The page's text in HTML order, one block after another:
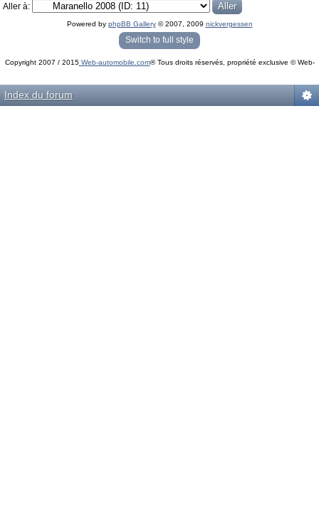
Aller à:
Powered by phpBB Gallery© 2007, 2009 nickvergessen
« phpBB Gallery » - Traduction française par
darky
Switch to full style
Copyright 2007 / 2015Web-automobile.com® Tous droits réservés, propriété exclusive © Web-
Index du forum